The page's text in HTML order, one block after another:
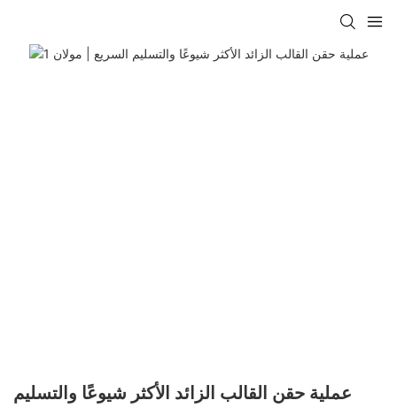
عملية حقن القالب الزائد الأكثر شيوعًا والتسليم